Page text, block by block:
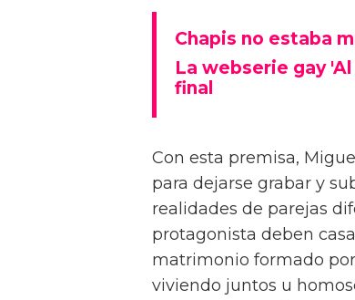
Chapis no estaba
La webserie gay
final
Con esta premisa,
para dejarse grabar y
realidades de parejas
protagonista deben
matrimonio formado
viviendo juntos u